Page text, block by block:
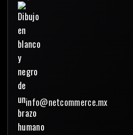
info@netcommerce.mx